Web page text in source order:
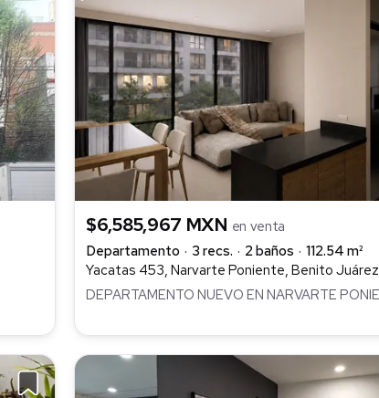
$6,585,967 MXN en venta
Departamento
3 recs. 2 baños
112.54 m²
Yacatas 453, Narvarte Poniente, Benito Juárez
DEPARTAMENTO NUEVO EN NARVARTE